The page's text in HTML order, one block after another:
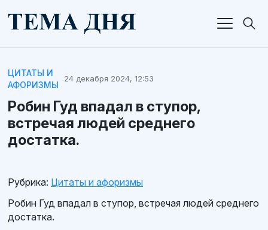
ЦИТАТЫ И
АФОРИЗМЫ
24 декабря 2024, 12:53
Робин Гуд впадал в ступор,
встречая людей среднего
достатка.
Рубрика: Цитаты и афоризмы
Робин Гуд впадал в ступор, встречая людей среднего
достатка.